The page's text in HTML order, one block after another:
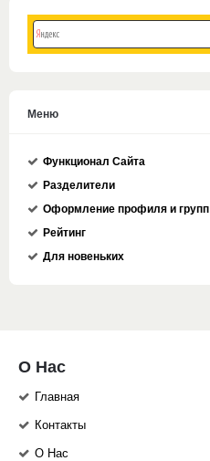
Меню
Функционал Сайта
Разделители
Оформление профиля и групп
Рейтинг
Для новеньких
О Нас
Главная
Контакты
О Нас